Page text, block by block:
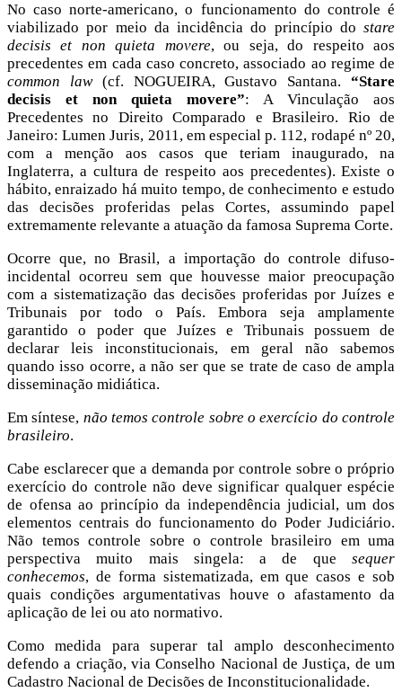
No caso norte-americano, o funcionamento do controle é
viabilizado por meio da incidência do princípio do stare
decisis et non quieta movere, ou seja, do respeito aos
precedentes em cada caso concreto, associado ao regime de
common law(cf. NOGUEIRA, Gustavo Santana.“Stare
decisis et non quieta movere”: A Vinculação aos
Precedentes no Direito Comparado e Brasileiro. Rio de
Janeiro: Lumen Juris, 2011, em especial p. 112, rodapé nº 20,
com a menção aos casos que teriam inaugurado, na
Inglaterra, a cultura de respeito aos precedentes). Existe o
hábito, enraizado há muito tempo, de conhecimento e estudo
das decisões proferidas pelas Cortes, assumindo papel
extremamente relevante a atuação da famosa Suprema Corte.
Ocorre que, no Brasil, a importação do controle difuso-
incidental ocorreu sem que houvesse maior preocupação
com a sistematização das decisões proferidas por Juízes e
Tribunais por todo o País. Embora seja amplamente
garantido o poder que Juízes e Tribunais possuem de
declarar leis inconstitucionais, em geral não sabemos
quando isso ocorre, a não ser que se trate de caso de ampla
disseminação midiática.
Em síntese, não temos controle sobre o exercício do controle
brasileiro.
Cabe esclarecer que a demanda por controle sobre o próprio
exercício do controle não deve significar qualquer espécie
de ofensa ao princípio da independência judicial, um dos
elementos centrais do funcionamento do Poder Judiciário.
Não temos controle sobre o controle brasileiro em uma
perspectiva muito mais singela: a de que sequer
conhecemos, de forma sistematizada, em que casos e sob
quais condições argumentativas houve o afastamento da
aplicação de lei ou ato normativo.
Como medida para superar tal amplo desconhecimento
defendo a criação, via Conselho Nacional de Justiça, de um
Cadastro Nacional de Decisões de Inconstitucionalidade.